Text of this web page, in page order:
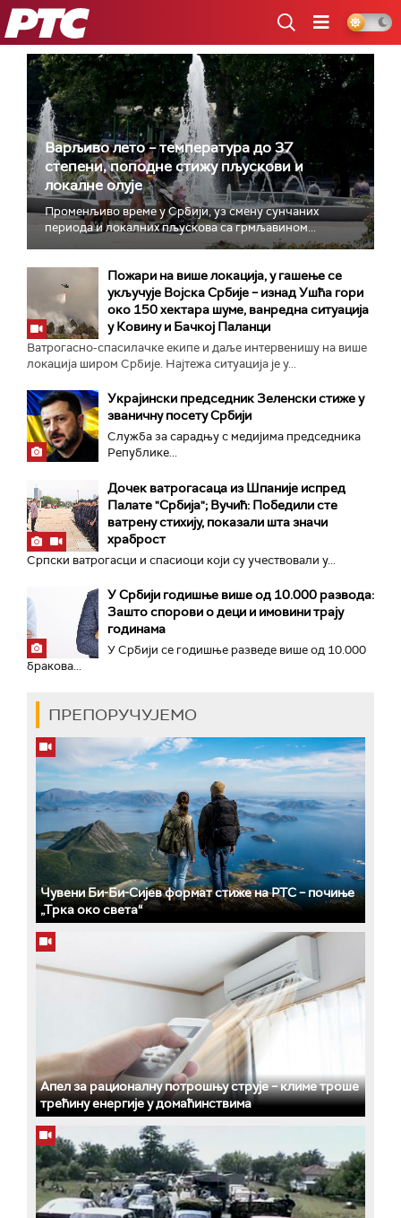
РТС
Варљиво лето – температура до 37
степени, поподне стижу пљускови и
локалне олује
Променљиво време у Србији, уз смену сунчаних
периода и локалних пљускова са грмљавином...
Пожари на више локација, у гашење се
укључује Војска Србије – изнад Ушћа гори
око 150 хектара шуме, ванредна ситуација
у Ковину и Бачкој Паланци
Ватрогасно-спасилачке екипе и даље интервенишу на више
локација широм Србије. Најтежа ситуација је у...
Украјински председник Зеленски стиже у
званичну посету Србији
Служба за сарадњу с медијима председника
Републике...
Дочек ватрогасаца из Шпаније испред
Палате "Србија"; Вучић: Победили сте
ватрену стихију, показали шта значи
храброст
Српски ватрогасци и спасиоци који су учествовали у...
У Србији годишње више од 10.000 развода:
Зашто спорови о деци и имовини трају
годинама
У Србији се годишње разведе више од 10.000
бракова...
ПРЕПОРУЧУЈЕМО
Чувени Би-Би-Сијев формат стиже на РТС – почиње
„Трка око света“
Апел за рационалну потрошњу струје – климе троше
трећину енергије у домаћинствима